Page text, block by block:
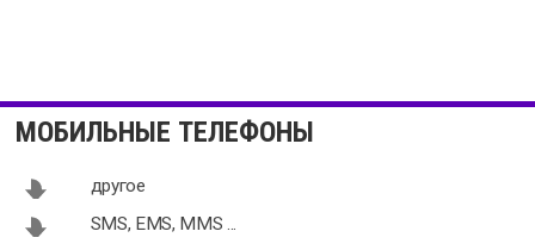
центр 2.00
1.1.126.5571
МОБИЛЬНЫЕ ТЕЛЕФОНЫ
другое
SMS, EMS, MMS ...